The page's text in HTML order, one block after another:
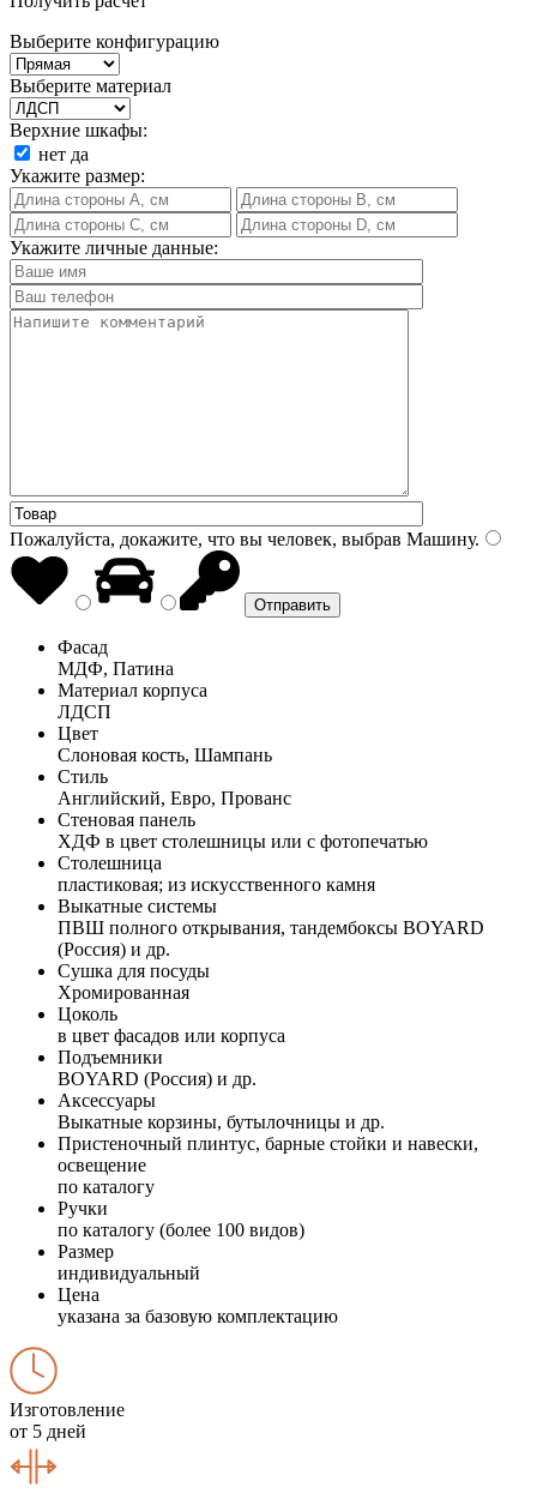
Выберите конфигурацию
Выберите материал
Верхние шкафы:
нет да
Укажите размер:
Укажите личные данные:
Пожалуйста, докажите, что вы человек, выбрав Машину.
Фасад
МДФ, Патина
Материал корпуса
ЛДСП
Цвет
Слоновая кость, Шампань
Стиль
Английский, Евро, Прованс
Стеновая панель
ХДФ в цвет столешницы или с фотопечатью
Столешница
пластиковая; из искусственного камня
Выкатные системы
ПВШ полного открывания, тандембоксы BOYARD
(Россия) и др.
Сушка для посуды
Хромированная
Цоколь
в цвет фасадов или корпуса
Подъемники
BOYARD (Россия) и др.
Аксессуары
Выкатные корзины, бутылочницы и др.
Пристеночный плинтус, барные стойки и навески,
освещение
по каталогу
Ручки
по каталогу (более 100 видов)
Размер
индивидуальный
Цена
указана за базовую комплектацию
Изготовление
от 5 дней